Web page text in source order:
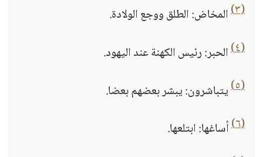
(٣)
المخاض: الطلق ووجع الولادة.
(٤)
الحبر: رئيس الكهنة عند اليهود.
(٥)
يتباشرون: يبشر بعضهم بعضا.
(٦)
أساغها: ابتلعها.